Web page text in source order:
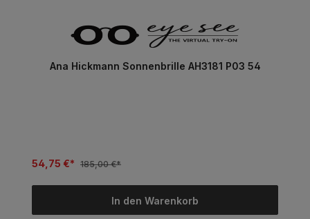
Ana Hickmann Sonnenbrille AH3181 P03 54
54,75 €* 185,00 €*
In den Warenkorb